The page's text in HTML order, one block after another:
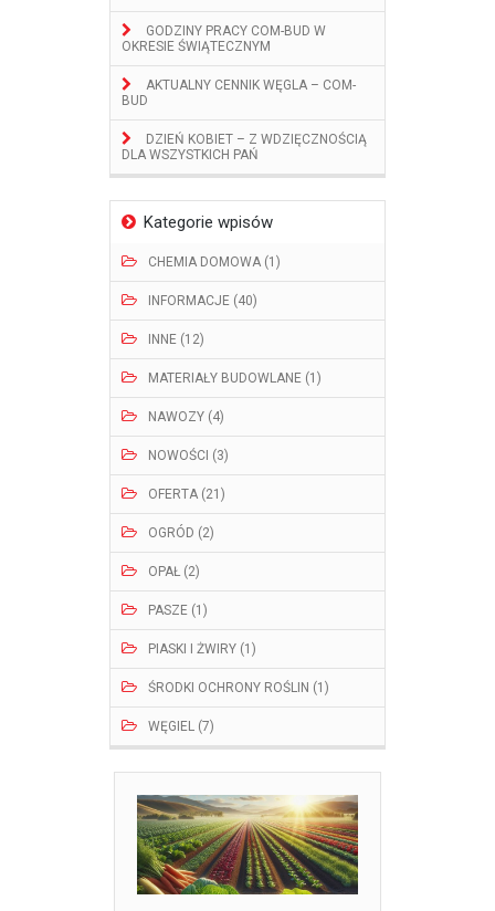
GODZINY PRACY COM-BUD W
OKRESIE ŚWIĄTECZNYM
AKTUALNY CENNIK WĘGLA – COM-
BUD
DZIEŃ KOBIET – Z WDZIĘCZNOŚCIĄ
DLA WSZYSTKICH PAŃ
Kategorie wpisów
CHEMIA DOMOWA (1)
INFORMACJE (40)
INNE (12)
MATERIAŁY BUDOWLANE (1)
NAWOZY (4)
NOWOŚCI (3)
OFERTA (21)
OGRÓD (2)
OPAŁ (2)
PASZE (1)
PIASKI I ŻWIRY (1)
ŚRODKI OCHRONY ROŚLIN (1)
WĘGIEL (7)